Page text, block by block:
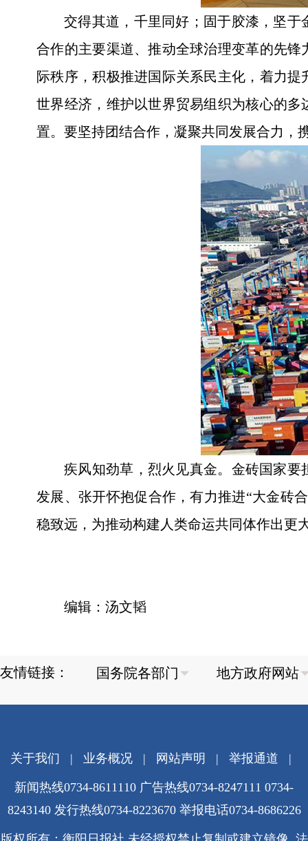
交得其道，千里同好；固于胶漆，坚
合作的主要渠道、推动全球治理变革的先
际秩序，积极推进国际关系民主化，着力
世界经济，维护以世界贸易组织为核心的
置。要坚持团结合作，凝聚共同发展合力，
疾风知劲草，烈火见真金。金砖国家
发展、张开怀抱促合作，有力推进“大金砖
稳致远，为推动构建人类命运共同体作出更
编辑：汤文韬
友情链接：
关于我们 | 业务概况| 网站声明 | 举报通道 |
新闻热线0734-8611110 广告热线0734-8247111 0734-
8243140 发行热线0734-8223670 举报电话0734-8686226